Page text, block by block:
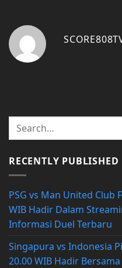
RECENTLY PUBLISHED
PSG vs Man United Club
WIB Hadir Dalam
Informasi Duel Terbaru
Singapura vs Indonesia
20.00 WIB Hadir